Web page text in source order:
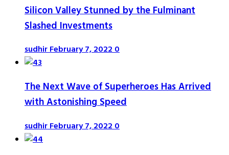
Silicon Valley Stunned by the Fulminant
Slashed Investments
sudhirFebruary 7, 20220
The Next Wave of Superheroes Has Arrived
with Astonishing Speed
sudhirFebruary 7, 20220